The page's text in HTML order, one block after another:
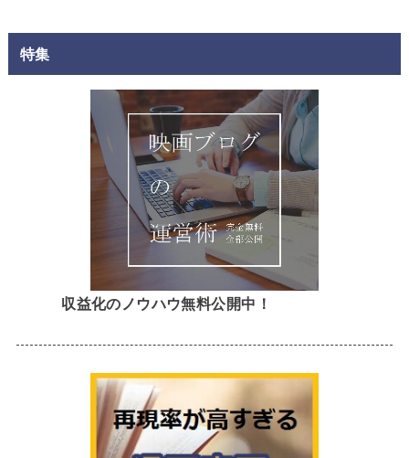
特集
収益化のノウハウ無料公開中！